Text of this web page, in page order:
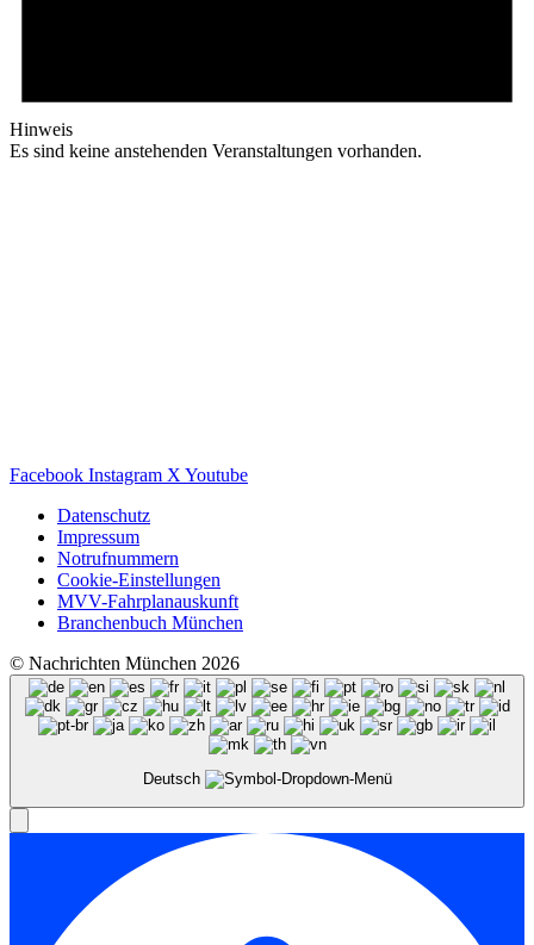
Hinweis
Es sind keine anstehenden Veranstaltungen vorhanden.
Facebook Instagram X Youtube
Datenschutz
Impressum
Notrufnummern
Cookie-Einstellungen
MVV-Fahrplanauskunft
Branchenbuch München
© Nachrichten München 2026
Deutsch